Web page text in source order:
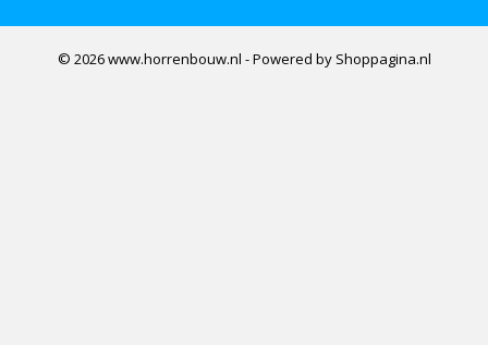
© 2026 www.horrenbouw.nl - Powered by Shoppagina.nl